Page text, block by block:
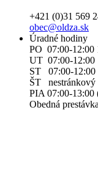
+421 (0)31 569
obec@oldza.sk
Úradné hodiny
PO 07:00-12:00
UT 07:00-12:00
ST 07:00-12:00
ŠT nestránkový
PIA 07:00-13:00
Obedná